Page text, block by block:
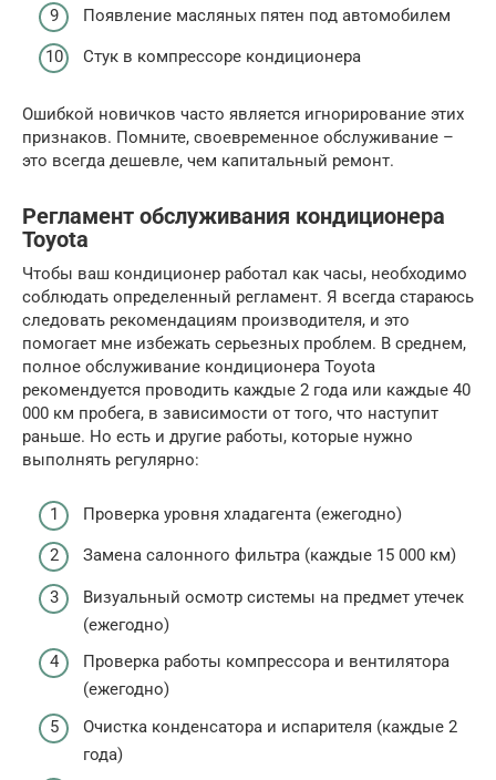
Появление масляных пятен под автомобилем
Стук в компрессоре кондиционера
Ошибкой новичков часто является игнорирование этих
признаков. Помните, своевременное обслуживание –
это всегда дешевле, чем капитальный ремонт.
Регламент обслуживания кондиционера
Toyota
Чтобы ваш кондиционер работал как часы, необходимо
соблюдать определенный регламент. Я всегда стараюсь
следовать рекомендациям производителя, и это
помогает мне избежать серьезных проблем. В среднем,
полное обслуживание кондиционера Toyota
рекомендуется проводить каждые 2 года или каждые 40
000 км пробега, в зависимости от того, что наступит
раньше. Но есть и другие работы, которые нужно
выполнять регулярно:
Проверка уровня хладагента (ежегодно)
Замена салонного фильтра (каждые 15 000 км)
Визуальный осмотр системы на предмет утечек
(ежегодно)
Проверка работы компрессора и вентилятора
(ежегодно)
Очистка конденсатора и испарителя (каждые 2
года)